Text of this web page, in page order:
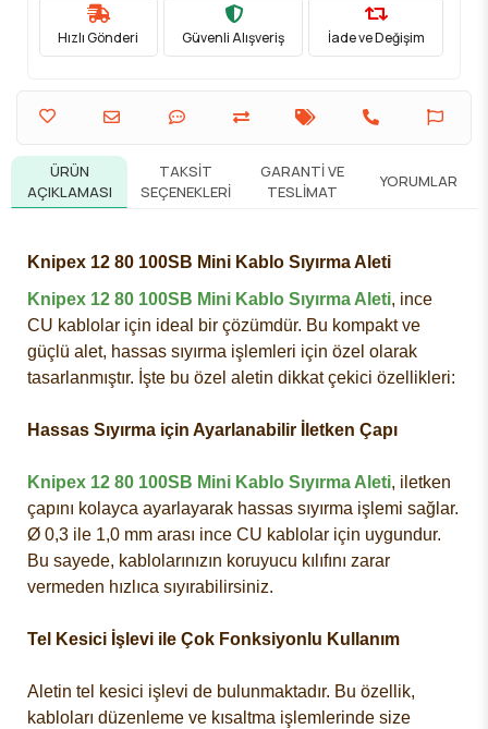
Hızlı Gönderi Güvenli Alışveriş İade ve Değişim
ÜRÜN
AÇIKLAMASI
TAKSIT
SEÇENEKLERI
GARANTI VE
TESLIMAT
YORUMLAR
Knipex 12 80 100SB Mini Kablo Sıyırma Aleti
Knipex 12 80 100SB Mini Kablo Sıyırma Aleti, ince
CU kablolar için ideal bir çözümdür. Bu kompakt ve
güçlü alet, hassas sıyırma işlemleri için özel olarak
tasarlanmıştır. İşte bu özel aletin dikkat çekici özellikleri:
Hassas Sıyırma için Ayarlanabilir İletken Çapı
Knipex 12 80 100SB Mini Kablo Sıyırma Aleti, iletken
çapını kolayca ayarlayarak hassas sıyırma işlemi sağlar.
Ø 0,3 ile 1,0 mm arası ince CU kablolar için uygundur.
Bu sayede, kablolarınızın koruyucu kılıfını zarar
vermeden hızlıca sıyırabilirsiniz.
Tel Kesici İşlevi ile Çok Fonksiyonlu Kullanım
Aletin tel kesici işlevi de bulunmaktadır. Bu özellik,
kabloları düzenleme ve kısaltma işlemlerinde size